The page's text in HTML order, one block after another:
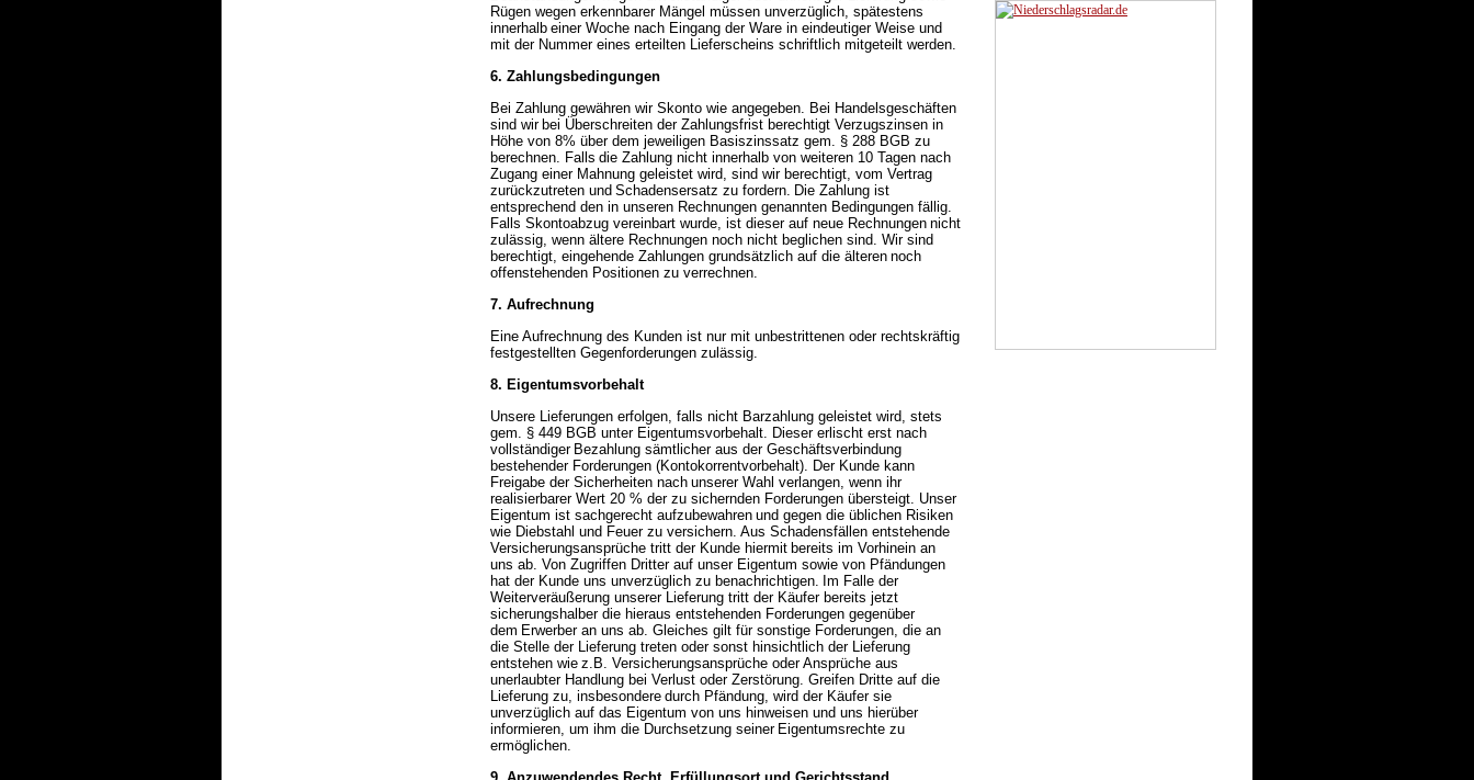
Rügen wegen erkennbarer Mängel müssen unverzüglich, spätestens
innerhalb einer Woche nach Eingang der Ware in eindeutiger Weise und
mit der Nummer eines erteilten Lieferscheins schriftlich mitgeteilt werden.
6. Zahlungsbedingungen
Bei Zahlung gewähren wir Skonto wie angegeben. Bei Handelsgeschäften
sind wir bei Überschreiten der Zahlungsfrist berechtigt Verzugszinsen in
Höhe von 8% über dem jeweiligen Basiszinssatz gem. § 288 BGB zu
berechnen. Falls die Zahlung nicht innerhalb von weiteren 10 Tagen nach
Zugang einer Mahnung geleistet wird, sind wir berechtigt, vom Vertrag
zurückzutreten und Schadensersatz zu fordern. Die Zahlung ist
entsprechend den in unseren Rechnungen genannten Bedingungen fällig.
Falls Skontoabzug vereinbart wurde, ist dieser auf neue Rechnungen nicht
zulässig, wenn ältere Rechnungen noch nicht beglichen sind. Wir sind
berechtigt, eingehende Zahlungen grundsätzlich auf die älteren noch
offenstehenden Positionen zu verrechnen.
7. Aufrechnung
Eine Aufrechnung des Kunden ist nur mit unbestrittenen oder rechtskräftig
festgestellten Gegenforderungen zulässig.
8. Eigentumsvorbehalt
Unsere Lieferungen erfolgen, falls nicht Barzahlung geleistet wird, stets
gem. § 449 BGB unter Eigentumsvorbehalt. Dieser erlischt erst nach
vollständiger Bezahlung sämtlicher aus der Geschäftsverbindung
bestehender Forderungen (Kontokorrentvorbehalt). Der Kunde kann
Freigabe der Sicherheiten nach unserer Wahl verlangen, wenn ihr
realisierbarer Wert 20 % der zu sichernden Forderungen übersteigt. Unser
Eigentum ist sachgerecht aufzubewahren und gegen die üblichen Risiken
wie Diebstahl und Feuer zu versichern. Aus Schadensfällen entstehende
Versicherungsansprüche tritt der Kunde hiermit bereits im Vorhinein an
uns ab. Von Zugriffen Dritter auf unser Eigentum sowie von Pfändungen
hat der Kunde uns unverzüglich zu benachrichtigen. Im Falle der
Weiterveräußerung unserer Lieferung tritt der Käufer bereits jetzt
sicherungshalber die hieraus entstehenden Forderungen gegenüber
dem Erwerber an uns ab. Gleiches gilt für sonstige Forderungen, die an
die Stelle der Lieferung treten oder sonst hinsichtlich der Lieferung
entstehen wie z.B. Versicherungsansprüche oder Ansprüche aus
unerlaubter Handlung bei Verlust oder Zerstörung. Greifen Dritte auf die
Lieferung zu, insbesondere durch Pfändung, wird der Käufer sie
unverzüglich auf das Eigentum von uns hinweisen und uns hierüber
informieren, um ihm die Durchsetzung seiner Eigentumsrechte zu
ermöglichen.